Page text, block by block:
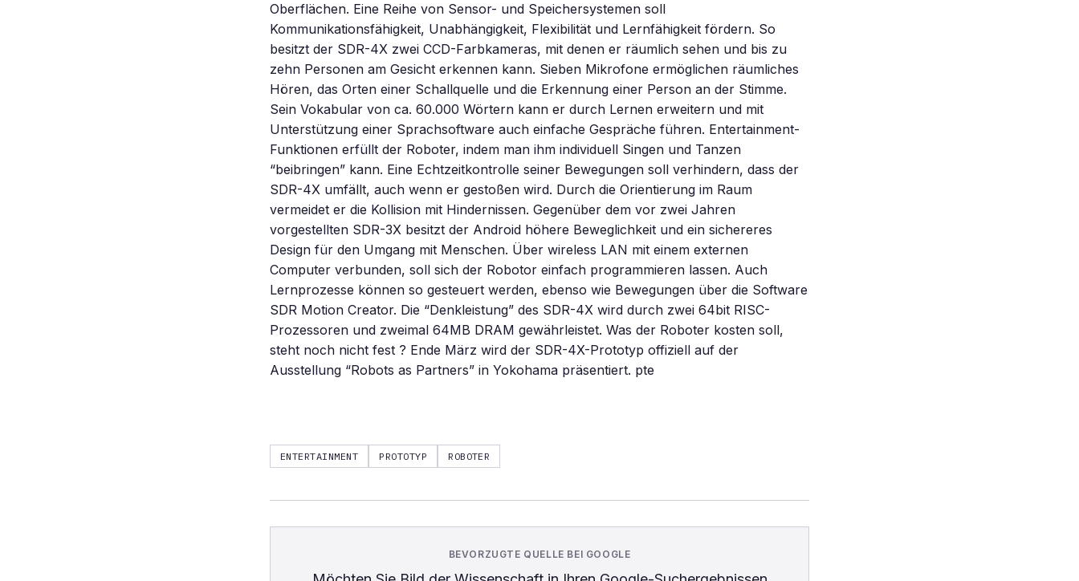
Oberflächen. Eine Reihe von Sensor- und Speichersystemen soll
Kommunikationsfähigkeit, Unabhängigkeit, Flexibilität und Lernfähigkeit fördern. So
besitzt der SDR-4X zwei CCD-Farbkameras, mit denen er räumlich sehen und bis zu
zehn Personen am Gesicht erkennen kann. Sieben Mikrofone ermöglichen räumliches
Hören, das Orten einer Schallquelle und die Erkennung einer Person an der Stimme.
Sein Vokabular von ca. 60.000 Wörtern kann er durch Lernen erweitern und mit
Unterstützung einer Sprachsoftware auch einfache Gespräche führen. Entertainment-
Funktionen erfüllt der Roboter, indem man ihm individuell Singen und Tanzen
“beibringen” kann. Eine Echtzeitkontrolle seiner Bewegungen soll verhindern, dass der
SDR-4X umfällt, auch wenn er gestoßen wird. Durch die Orientierung im Raum
vermeidet er die Kollision mit Hindernissen. Gegenüber dem vor zwei Jahren
vorgestellten SDR-3X besitzt der Android höhere Beweglichkeit und ein sichereres
Design für den Umgang mit Menschen. Über wireless LAN mit einem externen
Computer verbunden, soll sich der Robotor einfach programmieren lassen. Auch
Lernprozesse können so gesteuert werden, ebenso wie Bewegungen über die Software
SDR Motion Creator. Die “Denkleistung” des SDR-4X wird durch zwei 64bit RISC-
Prozessoren und zweimal 64MB DRAM gewährleistet. Was der Roboter kosten soll,
steht noch nicht fest ? Ende März wird der SDR-4X-Prototyp offiziell auf der
Ausstellung “Robots as Partners” in Yokohama präsentiert. pte
ENTERTAINMENT PROTOTYP ROBOTER
BEVORZUGTE QUELLE BEI GOOGLE